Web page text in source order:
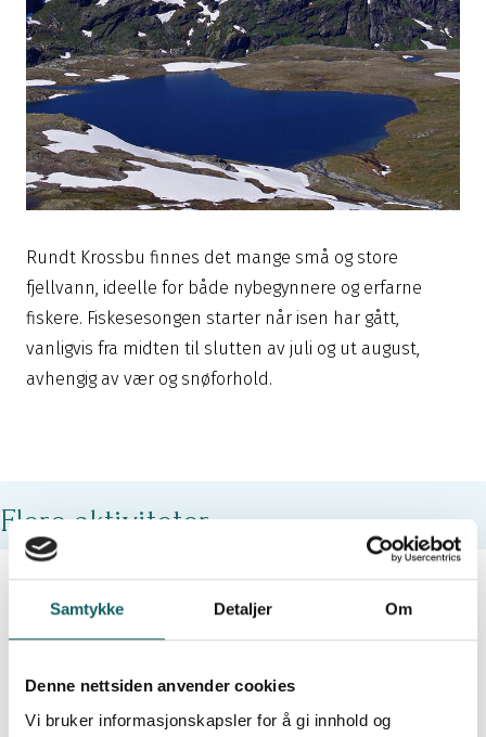
Samtykke Detaljer Om
Denne nettsiden anvender cookies
Vi bruker informasjonskapsler for å gi innhold og
Rundt Krossbu finnes det mange små og store
fjellvann, ideelle for både nybegynnere og erfarne
fiskere. Fiskesesongen starter når isen har gått,
vanligvis fra midten til slutten av juli og ut august,
avhengig av vær og snøforhold.
Flere aktiviteter
Topptur Fottur